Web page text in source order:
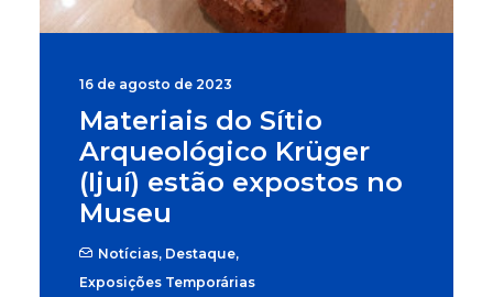
16 de agosto de 2023
Materiais do Sítio
Arqueológico Krüger
(Ijuí) estão expostos no
Museu
Notícias, Destaque,
Exposições Temporárias